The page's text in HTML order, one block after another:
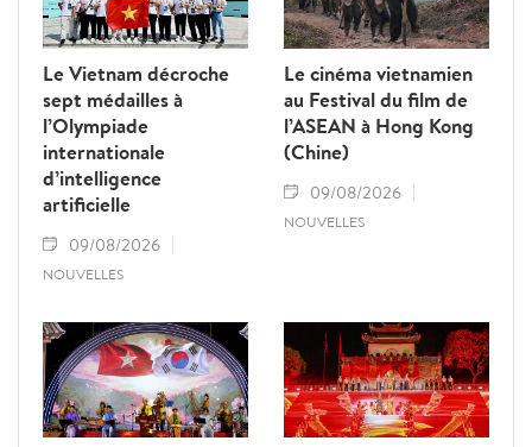
Le Vietnam décroche
sept médailles à
l’Olympiade
internationale
d’intelligence
artificielle
09/08/2026
NOUVELLES
Le cinéma vietnamien
au Festival du film de
l’ASEAN à Hong Kong
(Chine)
09/08/2026
NOUVELLES